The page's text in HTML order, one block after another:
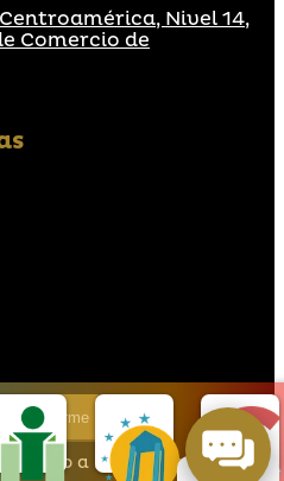
Nivel 14,
Comercio de
Suscribirme
a mis datos